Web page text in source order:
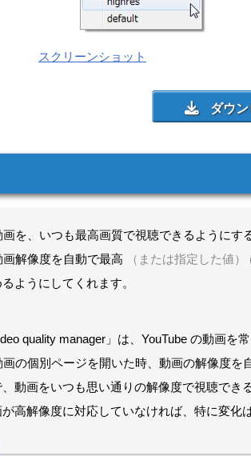
スクリーンショット
画を、いつも最高画質で視聴できるようにす
画解像度を自動で最高
（または指定した値）
ようにしてくれます。
quality manager」は、YouTube の動画を
画の個別ページを開いた時、動画の解像度
動画をいつも思い通りの解像度で視聴でき
が高解像度に対応していなければ、特に変化